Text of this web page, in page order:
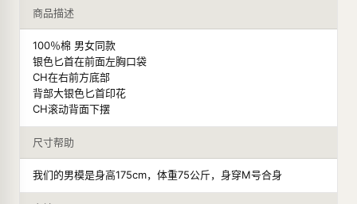
商品描述
100％棉 男女同款
银色匕首在前面左胸口袋
CH在右前方底部
背部大银色匕首印花
CH滚动背面下摆
尺寸帮助
我们的男模是身高175cm，体重75公斤，身穿M号合身